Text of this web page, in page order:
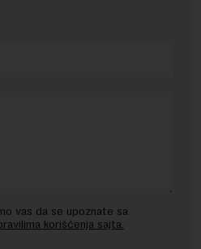
vas da se upoznate sa
korišćenja sajta.